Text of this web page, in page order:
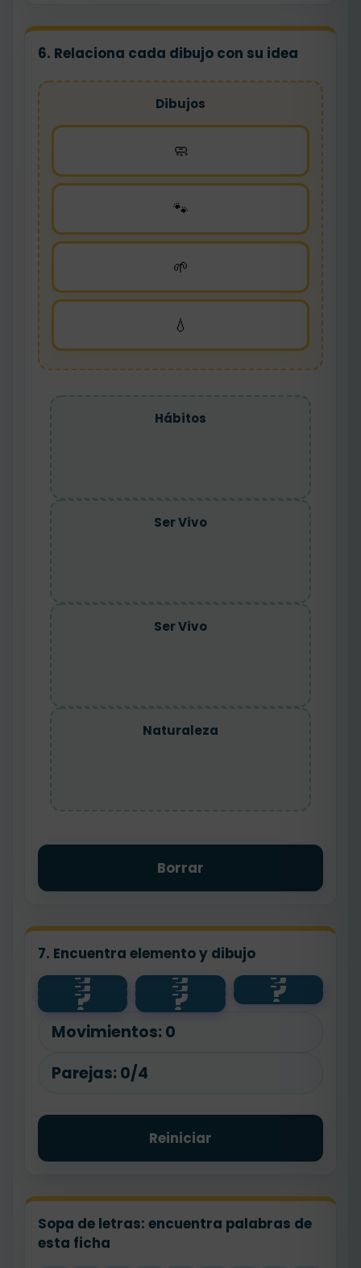
6. Relaciona cada dibujo con su idea
Dibujos
🧼
🐾
🌱
💧
Hábitos
Ser Vivo
Ser Vivo
Naturaleza
Borrar
7. Encuentra elemento y dibujo
?
agua ?
🧼 ?
💧
?
🌱 ?
🐾 ?
salud
?
planta ?
animal
Movimientos: 0
Parejas: 0/4
Reiniciar
Sopa de letras: encuentra palabras de
esta ficha